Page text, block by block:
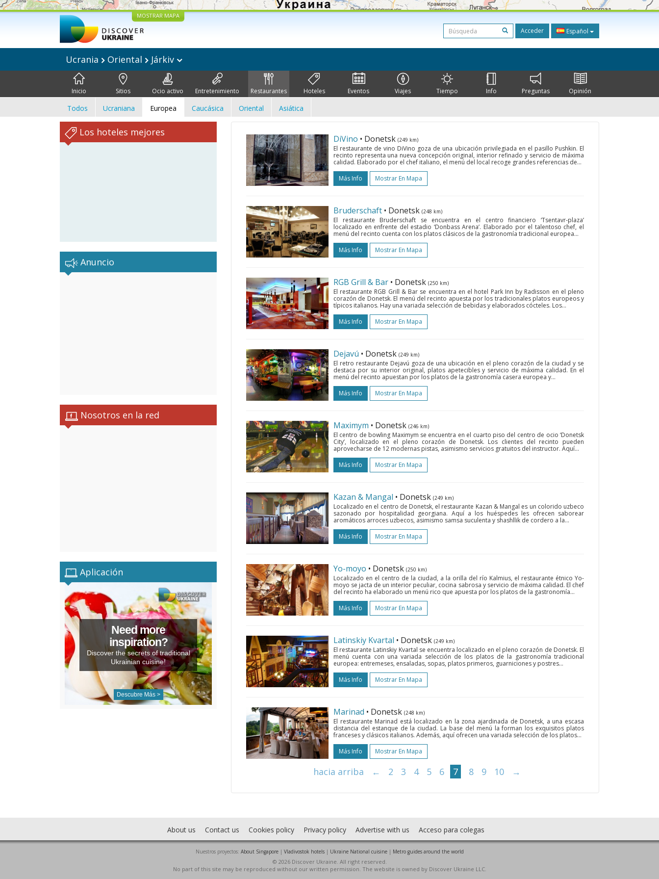
MOSTRAR MAPA
Acceder Español
Ucrania Oriental Járkiv
Inicio Sitios Ocio activo Entretenimiento Restaurantes Hoteles Eventos Viajes Tiempo Info Preguntas Opinión
Todos Ucraniana Europea Caucásica Oriental Asiática
Los hoteles mejores
Anuncio
Nosotros en la red
Aplicación
Need more
inspiration?
Discover the secrets of traditional
Ukrainian cuisine!
Descubre Más >
DiVino • Donetsk (249 km)
El restaurante de vino DiVino goza de una ubicación privilegiada en el pasillo Pushkin. El
recinto representa una nueva concepción original, interior refinado y servicio de máxima
calidad. Elaborado por el chef italiano, el menú del local recoge grandes referencias de...
Más Info
Mostrar En Mapa
Bruderschaft • Donetsk (248 km)
El restaurante Bruderschaft se encuentra en el centro financiero ‘Tsentavr-plaza’
localizado en enfrente del estadio ‘Donbass Arena’. Elaborado por el talentoso chef, el
menú del recinto cuenta con los platos clásicos de la gastronomía tradicional europea...
Más Info
Mostrar En Mapa
RGB Grill & Bar • Donetsk (250 km)
El restaurante RGB Grill & Bar se encuentra en el hotel Park Inn by Radisson en el pleno
corazón de Donetsk. El menú del recinto apuesta por los tradicionales platos europeos y
típicos italianos. Hay una variada selección de bebidas y elaborados cócteles. Los...
Más Info
Mostrar En Mapa
Dejavú • Donetsk (249 km)
El retro restaurante Dejavú goza de una ubicación en el pleno corazón de la ciudad y se
destaca por su interior original, platos apetecibles y servicio de máxima calidad. En el
menú del recinto apuestan por los platos de la gastronomía casera europea y...
Más Info
Mostrar En Mapa
Maximym • Donetsk (246 km)
El centro de bowling Maximym se encuentra en el cuarto piso del centro de ocio ‘Donetsk
City’, localizado en el pleno corazón de Donetsk. Los clientes del recinto pueden
aprovecharse de 12 modernas pistas, asimismo servicios gratuitos del instructor. Aquí...
Más Info
Mostrar En Mapa
Kazan & Mangal • Donetsk (249 km)
Localizado en el centro de Donetsk, el restaurante Kazan & Mangal es un colorido uzbeco
sazonado por hospitalidad georgiana. Aquí a los huéspedes les ofrecen saborear
aromáticos arroces uzbecos, asimismo samsa suculenta y shashllik de cordero a la...
Más Info
Mostrar En Mapa
Yo-moyo • Donetsk (250 km)
Localizado en el centro de la ciudad, a la orilla del río Kalmius, el restaurante étnico Yo-
moyo se jacta de un interior peculiar, cocina sabrosa y servicio de máxima calidad. El chef
del recinto ha elaborado un menú rico que apuesta por los platos de la gastronomía...
Más Info
Mostrar En Mapa
Latinskiy Kvartal • Donetsk (249 km)
El restaurante Latinskiy Kvartal se encuentra localizado en el pleno corazón de Donetsk. El
menú cuenta con una variada selección de los platos de la gastronomía tradicional
europea: entremeses, ensaladas, sopas, platos primeros, guarniciones y postres...
Más Info
Mostrar En Mapa
Marinad • Donetsk (248 km)
El restaurante Marinad está localizado en la zona ajardinada de Donetsk, a una escasa
distancia del estanque de la ciudad. La base del menú la forman los exquisitos platos
franceses y clásicos italianos. Además, aquí ofrecen una variada selección de los platos...
Más Info
Mostrar En Mapa
hacia arriba ← 2 3 4 5 6 7 8 9 10 →
About us Contact us Cookies policy Privacy policy Advertise with us Acceso para colegas
Nuestros proyectos: About Singapore| Vladivostok hotels| Ukraine National cuisine| Metro guides around the world
© 2026 Discover Ukraine. All right reserved.
No part of this site may be reproduced without our written permission. The website is owned by Discover Ukraine LLC.